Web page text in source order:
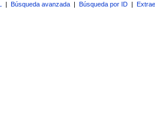
| Búsqueda avanzada | Búsqueda por ID |